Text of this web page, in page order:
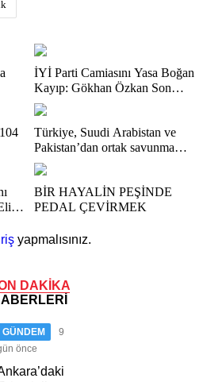
İYİ Parti Camiasını Yasa Boğan
Kayıp: Gökhan Özkan Son
Yolculuğuna Uğurlandı
Türkiye, Suudi Arabistan ve
Pakistan’dan ortak savunma
anlaşması
BİR HAYALİN PEŞİNDE
PEDAL ÇEVİRMEK
yapmalısınız.
DAKİKA
GÜNDEM
9
önce